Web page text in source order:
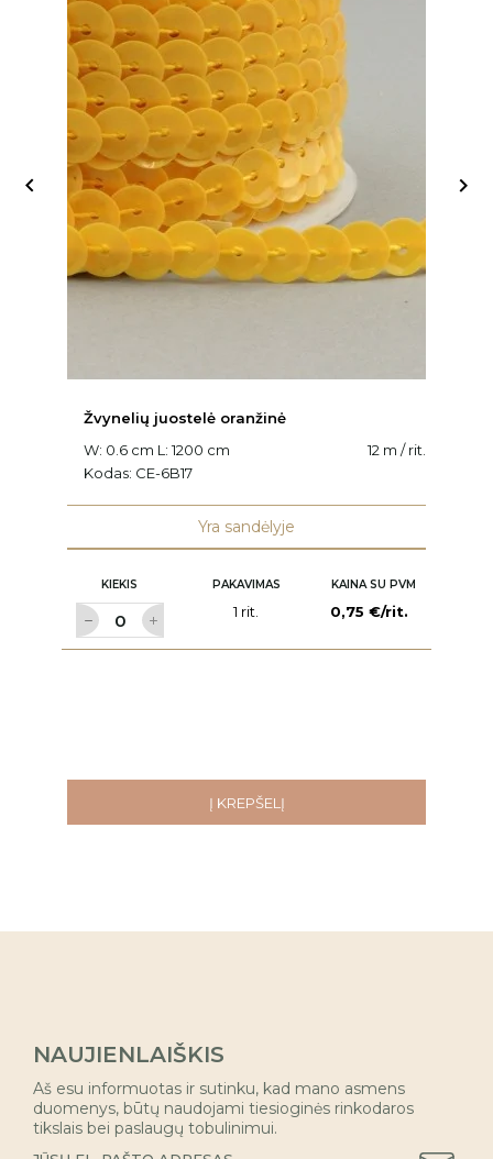
Žvynelių juostelė oranžinė
W: 0.6 cm L: 1200 cm
12 m / rit.
Kodas: CE-6B17
Yra sandėlyje
KIEKIS PAKAVIMAS KAINA SU PVM
1 rit. 0,75 €/rit.
Į KREPŠELĮ
 
NAUJIENLAIŠKIS
Aš esu informuotas ir sutinku, kad mano asmens
duomenys, būtų naudojami tiesioginės rinkodaros
tikslais bei paslaugų tobulinimui.